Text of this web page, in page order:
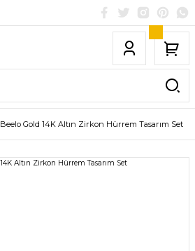
Beelo Gold 14K Altın Zirkon Hürrem Tasarım Set